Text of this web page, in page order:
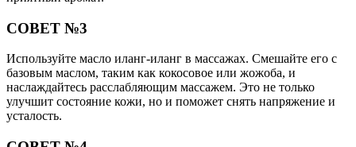
СОВЕТ №3
Используйте масло иланг-иланг в массажах. Смешайте его с
базовым маслом, таким как кокосовое или жожоба, и
наслаждайтесь расслабляющим массажем. Это не только
улучшит состояние кожи, но и поможет снять напряжение и
усталость.